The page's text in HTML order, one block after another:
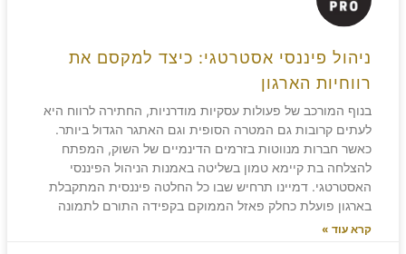
ניהול פיננסי אסטרטגי: כיצד למקסם את
רווחיות הארגון
בנוף המורכב של פעולות עסקיות מודרניות, החתירה לרווח היא
לעתים קרובות גם המטרה הסופית וגם האתגר הגדול ביותר.
כאשר חברות מנווטות בזרמים הדינמיים של השוק, המפתח
להצלחה בת קיימא טמון בשליטה באמנות הניהול הפיננסי
האסטרטגי. דמיינו תרחיש שבו כל החלטה פיננסית המתקבלת
בארגון פועלת כחלק פאזל הממוקם בקפידה התורם לתמונה
קרא עוד »